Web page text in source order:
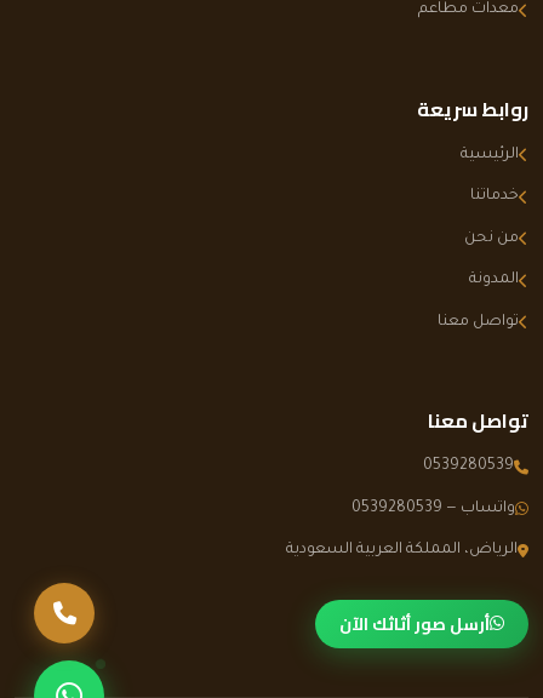
معدات مطاعم
روابط سريعة
الرئيسية
خدماتنا
من نحن
المدونة
تواصل معنا
تواصل معنا
0539280539
واتساب — 0539280539
الرياض، المملكة العربية السعودية
أرسل صور أثاثك الآن
تواصل عبر
اتصل بنا